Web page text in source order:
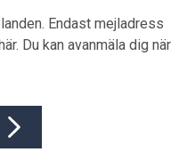
Endast mejladress
Du kan avanmäla dig när